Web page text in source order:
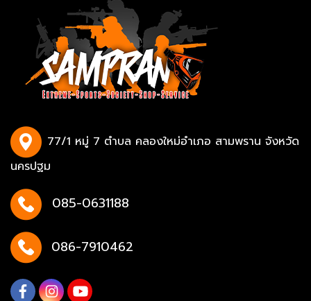
77/1 หมู่ 7 ตำบล คลองใหม่อำเภอ สามพราน จังหวัด
นครปฐม
085-0631188
086-7910462